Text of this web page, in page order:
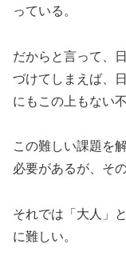
っている。
だからと言って、
づけてしまえば、
にもこの上もない
この難しい課題を
必要があるが、そ
それでは「大人」
に難しい。